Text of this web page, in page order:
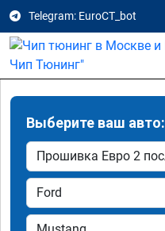
Telegram: EuroCT_bot
Выберите ваш авто: